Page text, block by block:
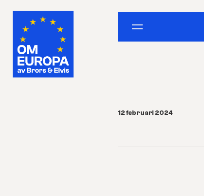
12 februari 2024